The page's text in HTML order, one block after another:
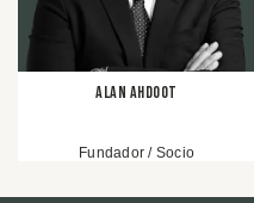
Alan Ahdoot
Fundador / Socio